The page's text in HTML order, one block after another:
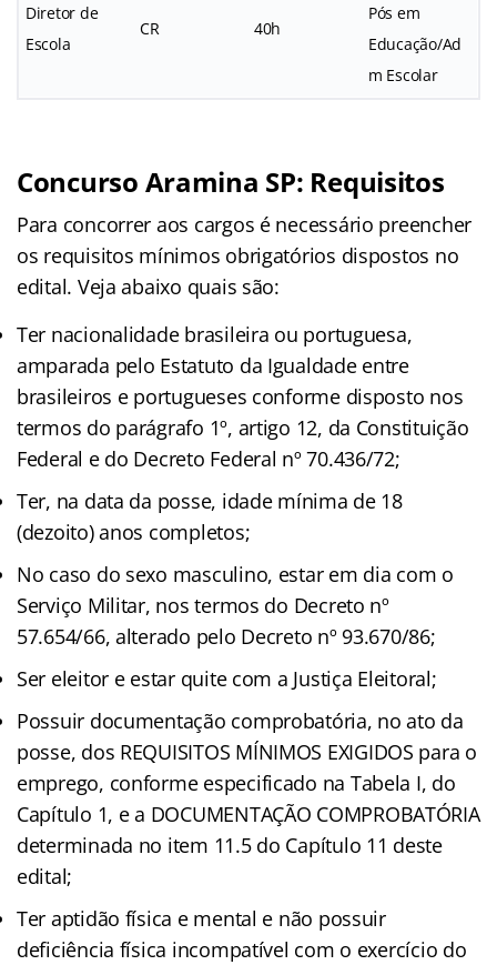
Diretor de
Escola
CR 40h
Pós em
Educação/Ad
m Escolar
Concurso Aramina SP: Requisitos
Para concorrer aos cargos é necessário preencher
os requisitos mínimos obrigatórios dispostos no
edital. Veja abaixo quais são:
Ter nacionalidade brasileira ou portuguesa,
amparada pelo Estatuto da Igualdade entre
brasileiros e portugueses conforme disposto nos
termos do parágrafo 1º, artigo 12, da Constituição
Federal e do Decreto Federal nº 70.436/72;
Ter, na data da posse, idade mínima de 18
(dezoito) anos completos;
No caso do sexo masculino, estar em dia com o
Serviço Militar, nos termos do Decreto nº
57.654/66, alterado pelo Decreto nº 93.670/86;
Ser eleitor e estar quite com a Justiça Eleitoral;
Possuir documentação comprobatória, no ato da
posse, dos REQUISITOS MÍNIMOS EXIGIDOS para o
emprego, conforme especificado na Tabela I, do
Capítulo 1, e a DOCUMENTAÇÃO COMPROBATÓRIA
determinada no item 11.5 do Capítulo 11 deste
edital;
Ter aptidão física e mental e não possuir
deficiência física incompatível com o exercício do